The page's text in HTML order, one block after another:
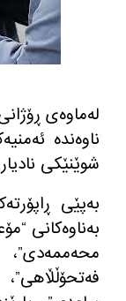
ناوه‌نده‌
شوێنێكی
به‌پێی